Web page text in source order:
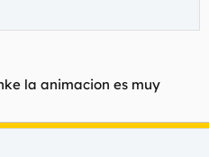
la animacion es muy